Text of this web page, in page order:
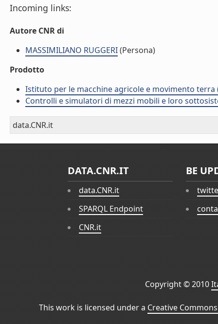
Incoming links:
Autore CNR di
MASSIMILIANO RUGGERI(Persona)
Prodotto
Istituto per le macchine agricole e movimento terra
Controlli e simulatori di mezzi mobili e loro
data.CNR.it
DATA.CNR.IT
data.CNR.it
SPARQL Endpoint
CNR.it
BE
Copyright © 2010
This work is licensed under a Creative